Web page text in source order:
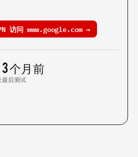
访问 www.google.com →
3 个月前
最后测试